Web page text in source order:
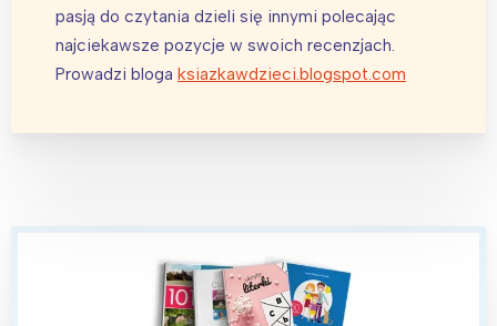
pasją do czytania dzieli się innymi polecając
najciekawsze pozycje w swoich recenzjach.
Prowadzi bloga ksiazkawdzieci.blogspot.com
Trójmiasto
Poznań
Wrocław
Południe
Północ
Wszystkie